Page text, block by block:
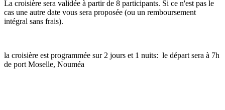
La croisière sera validée à partir de 8 participants. Si ce n'est pas le
cas une autre date vous sera proposée (ou un remboursement
intégral sans frais).
la croisière est programmée sur 2 jours et 1 nuits: le départ sera à 7h
de port Moselle, Nouméa